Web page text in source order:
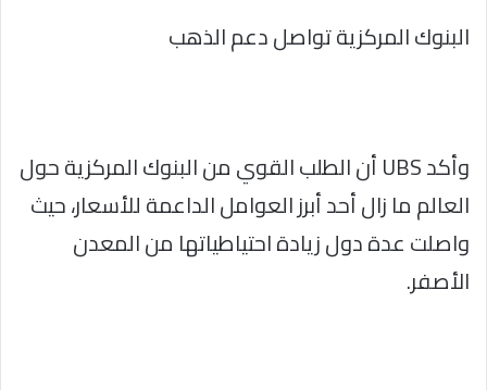
البنوك المركزية تواصل دعم الذهب
وأكد UBS أن الطلب القوي من البنوك المركزية حول
العالم ما زال أحد أبرز العوامل الداعمة للأسعار، حيث
واصلت عدة دول زيادة احتياطياتها من المعدن
الأصفر.